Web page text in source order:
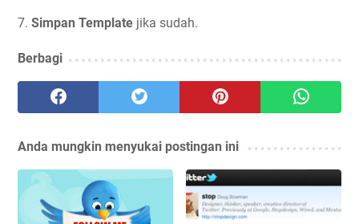
7. Simpan Template jika sudah.
Berbagi
Anda mungkin menyukai postingan ini